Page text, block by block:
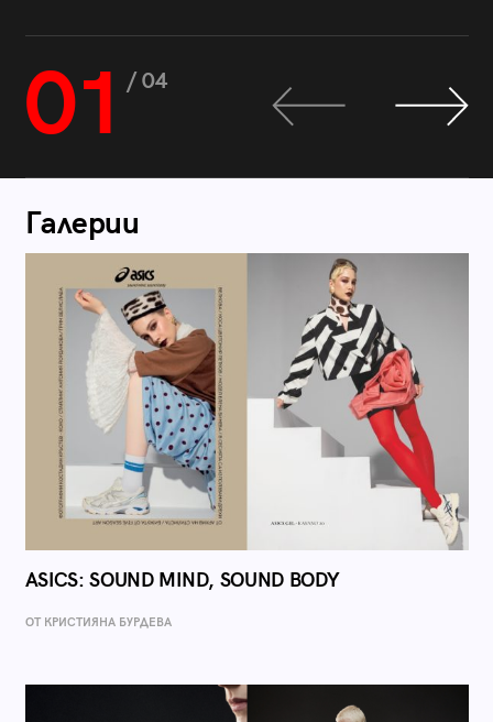
01 / 04
Галерии
ASICS: SOUND MIND, SOUND BODY
ОТ КРИСТИЯНА БУРДЕВА